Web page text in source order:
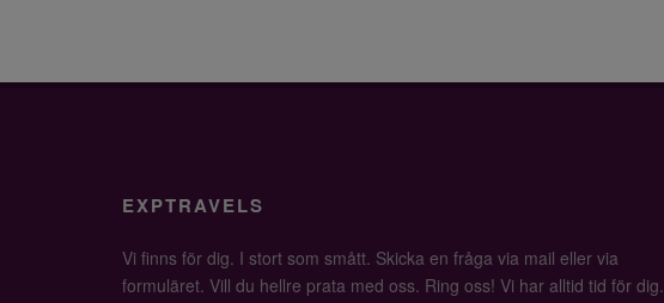
EXPTRAVELS
Vi finns för dig. I stort som smått. Skicka en fråga via mail eller via
formuläret. Vill du hellre prata med oss. Ring oss! Vi har alltid tid för dig.